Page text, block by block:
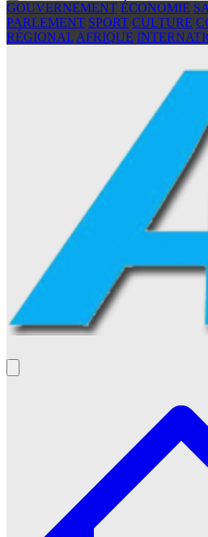
GOUVERNEMENT ÉCONOMIE
PARLEMENT SPORT CULTURE
RÉGIONAL AFRIQUE